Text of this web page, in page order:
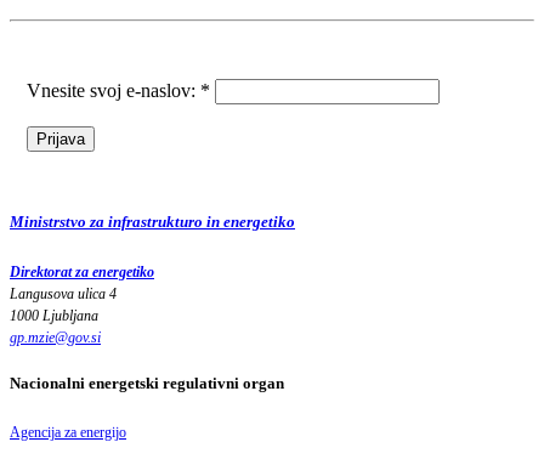
Vnesite svoj e-naslov: *
Ministrstvo za infrastrukturo in energetiko
Direktorat za energetiko
Langusova ulica 4
1000 Ljubljana
gp.mzie@gov.si
Nacionalni energetski regulativni organ
Agencija za energijo